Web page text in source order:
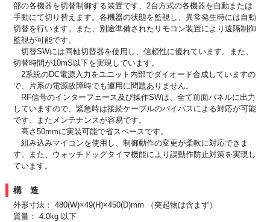
部の各機器を切替制御する装置です、2台方式の各機器を自動または
手動にて切り替えます。各機器の状態を監視し、異常発生時には自動
切替を行います。また、別途準備されたリモコン装置により遠隔制御
監視が可能です。
切替SWには同軸切替器を使用し、信頼性に優れています。また、
切替時間が10mS以下を実現しています。
2系統のDC電源入力をユニット内部でダイオード合成していますの
で、片系の電源故障時でも運用に問題ありません。
RF信号のインターフェース及び操作SWは、全て前面パネルに出力
していますので、緊急時は接続ケーブルのバイパスによる対応が可能
です、またメンテナンスが容易です。
高さ50mmに実装可能で省スペースです。
組み込みマイコンを使用し、制御動作の変更が柔軟に対応できま
す。また、ウォッチドッグタイマ機能により誤動作防止対策を実現し
ています。
構造
外形寸法： 480(W)×49(H)×450(D)mm （突起物は含まず）
質量： 4.0kg 以下